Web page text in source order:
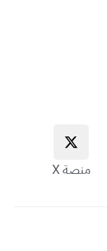
منصة X